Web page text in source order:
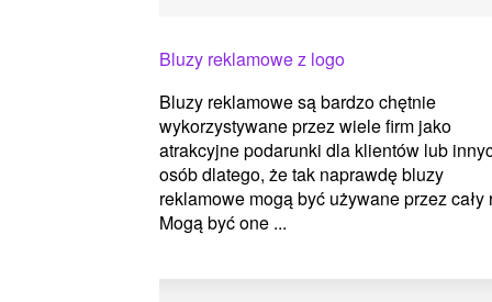
Bluzy reklamowe z logo
Bluzy reklamowe są bardzo chętnie
wykorzystywane przez wiele firm jako
atrakcyjne podarunki dla klientów lub
osób dlatego, że tak naprawdę bluzy
reklamowe mogą być używane przez cały
Mogą być one ...